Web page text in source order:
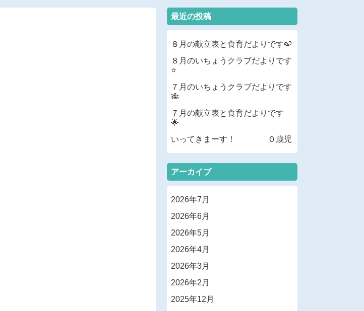
最近の投稿
８月の献立表と食育だよりです🍉
８月のいちょうクラブだよりです
⭐
７月のいちょうクラブだよりです
🎋
７月の献立表と食育だよりです
🌟
いってきまーす！ ０歳児
アーカイブ
2026年7月
2026年6月
2026年5月
2026年4月
2026年3月
2026年2月
2025年12月